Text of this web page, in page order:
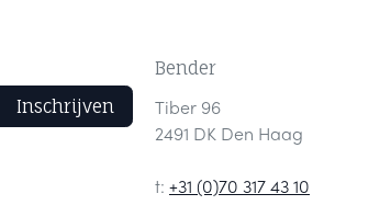
Inschrijven
Bender
Tiber 96
2491 DK Den Haag
t: +31 (0)70 317 43 10